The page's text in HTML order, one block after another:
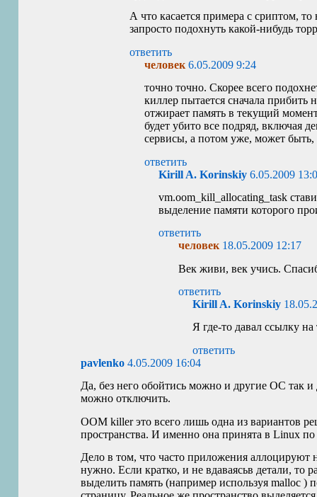
А что касается примера с сриптом,
запросто подохнуть какой-нибудь
ответить
человек 6.05.2009 9:24
точно точно. Скорее всего
киллер пытается сначала прибить
отжирает память в текущий
будет убито все подряд, включая
сервисы, а потом уже, может
ответить
Kirill A. Korinskiy 6.05.2009
vm.oom_kill_allocating_task
выделение памяти которого
ответить
человек 18.05.2009 12:17
Век живи, век учись.
ответить
Kirill A. Korinskiy
Я где-то давал ссылку
ответить
pavlenko 4.05.2009 16:04
Да, без него обойтись можно и другие ОС так
можно отключить.
OOM killer это всего лишь одна из вариантов
пространства. И именно она принята в Linux
Дело в том, что часто приложения
нужно. Если кратко, и не вдаваясьв детали, то
выделить память (например используя malloc )